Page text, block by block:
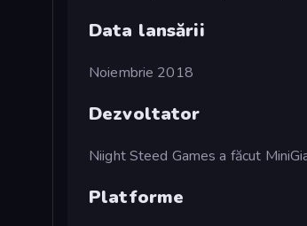
Data lansării
Noiembrie 2018
Dezvoltator
Niight Steed Games a făcut
Platforme